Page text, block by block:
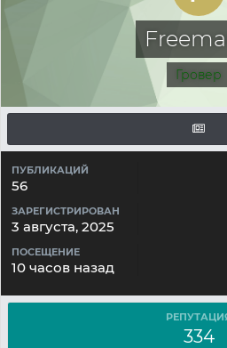
Гровер
ПУБЛИКАЦИЙ
56
ЗАРЕГИСТРИРОВАН
3 августа, 2025
ПОСЕЩЕНИЕ
10 часов назад
334